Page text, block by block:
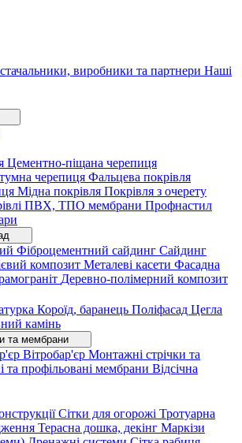
виробники та партнери Наші
Цементно-піщана черепиця
черепиця Фальцева покрівля
Мідна покрівля Покрівля з очерету
ПВХ, ТПО мембрани Профнастил
Фіброцементний сайдинг Сайдинг
композит Металеві касети Фасадна
Деревно-полімерний композит
Короїд, баранець Поліфасад Цегла
камінь
та мембрани
Вітробар'єр Монтажні стрічки та
та профільовані мембрани Відсічна
Сітки для огорожі Тротуарна
Терасна дошка, декінг Маркізи